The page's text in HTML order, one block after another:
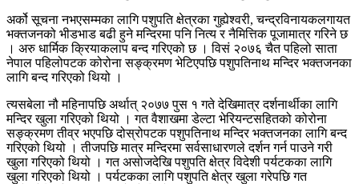
अर्को सूचना नभएसम्मका लागि पशुपति क्षेत्रका गुह्येश्वरी, चन्द्रविनायकलगायत
भक्तजनको भीडभाड बढी हुने मन्दिरमा पनि नित्य र नैमित्तिक पूजामात्र गरिने छ
। अरु धार्मिक क्रियाकलाप बन्द गरिएको छ । विसं २०७६ चैत पहिलो साता
नेपाल पहिलोपटक कोरोना सङ्क्रमण भेटिएपछि पशुपतिनाथ मन्दिर भक्तजनका
लागि बन्द गरिएको थियो ।
त्यसबेला नौ महिनापछि अर्थात् २०७७ पुस १ गते देखिमात्र दर्शनार्थीका लागि
मन्दिर खुला गरिएको थियो । गत वैशाखमा डेल्टा भेरियन्टसहितको कोरोना
सङ्क्रमण तीव्र भएपछि दोस्रोपटक पशुपतिनाथ मन्दिर भक्तजनका लागि बन्द
गरिएको थियो । तीजपछि मात्र मन्दिरमा सर्वसाधारणले दर्शन गर्न पाउने गरी
खुला गरिएको थियो । गत असोजदेखि पशुपति क्षेत्र विदेशी पर्यटकका लागि
खुला गरिएको थियो । पर्यटकका लागि पशुपति क्षेत्र खुला गरेपछि गत